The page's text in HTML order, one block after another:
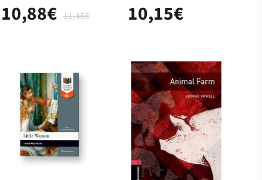
11,45€
10,88€ 10,15€